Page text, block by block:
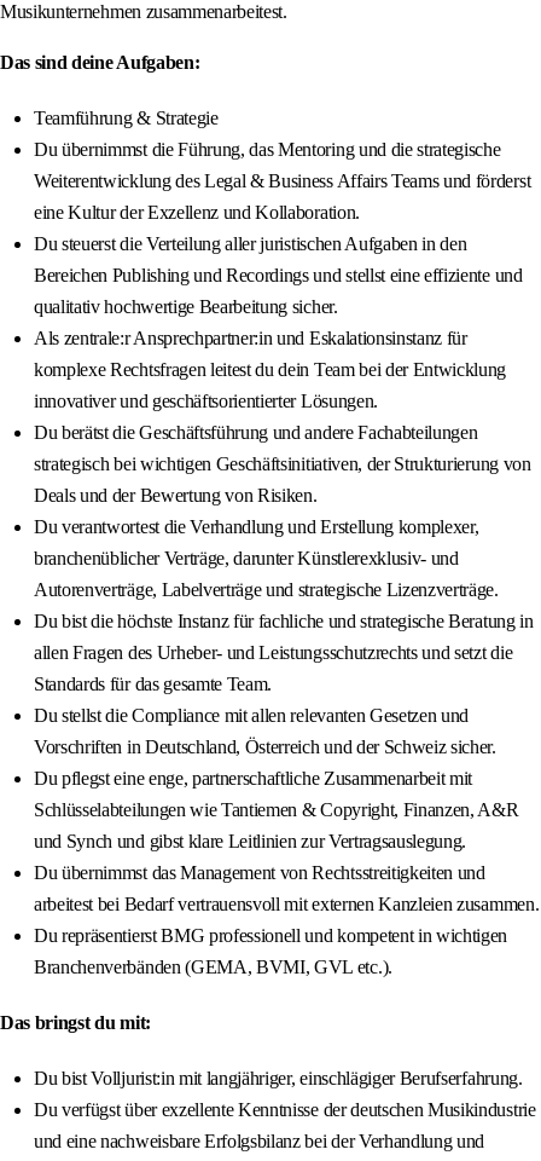
Musikunternehmen zusammenarbeitest.
Das sind deine Aufgaben:
Teamführung & Strategie
Du übernimmst die Führung, das Mentoring und die strategische
Weiterentwicklung des Legal & Business Affairs Teams und förderst
eine Kultur der Exzellenz und Kollaboration.
Du steuerst die Verteilung aller juristischen Aufgaben in den
Bereichen Publishing und Recordings und stellst eine effiziente und
qualitativ hochwertige Bearbeitung sicher.
Als zentrale:r Ansprechpartner:in und Eskalationsinstanz für
komplexe Rechtsfragen leitest du dein Team bei der Entwicklung
innovativer und geschäftsorientierter Lösungen.
Du berätst die Geschäftsführung und andere Fachabteilungen
strategisch bei wichtigen Geschäftsinitiativen, der Strukturierung von
Deals und der Bewertung von Risiken.
Du verantwortest die Verhandlung und Erstellung komplexer,
branchenüblicher Verträge, darunter Künstlerexklusiv- und
Autorenverträge, Labelverträge und strategische Lizenzverträge.
Du bist die höchste Instanz für fachliche und strategische Beratung in
allen Fragen des Urheber- und Leistungsschutzrechts und setzt die
Standards für das gesamte Team.
Du stellst die Compliance mit allen relevanten Gesetzen und
Vorschriften in Deutschland, Österreich und der Schweiz sicher.
Du pflegst eine enge, partnerschaftliche Zusammenarbeit mit
Schlüsselabteilungen wie Tantiemen & Copyright, Finanzen, A&R
und Synch und gibst klare Leitlinien zur Vertragsauslegung.
Du übernimmst das Management von Rechtsstreitigkeiten und
arbeitest bei Bedarf vertrauensvoll mit externen Kanzleien zusammen.
Du repräsentierst BMG professionell und kompetent in wichtigen
Branchenverbänden (GEMA, BVMI, GVL etc.).
Das bringst du mit:
Du bist Volljurist:in mit langjähriger, einschlägiger Berufserfahrung.
Du verfügst über exzellente Kenntnisse der deutschen Musikindustrie
und eine nachweisbare Erfolgsbilanz bei der Verhandlung und